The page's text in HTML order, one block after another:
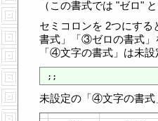
（この書式では "ゼロ"
セミコロンを 2つにす
書式」「③ゼロの書式」
「④文字の書式」は未設
未設定の「④文字の書式